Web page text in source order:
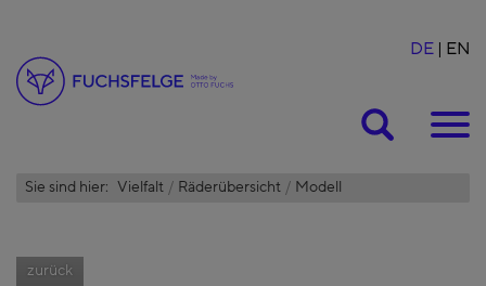
DE EN
Sie sind hier: Vielfalt Räderübersicht Modell
zurück